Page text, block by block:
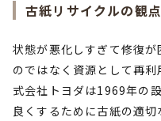
古紙リサイクルの観
状態が悪化しすぎて修復
のではなく資源として再
式会社トヨダは1969年の
良くするために古紙の適切